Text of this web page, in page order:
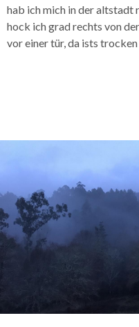
hab ich mich in der altstadt
hock ich grad rechts von
vor einer tür, da ists